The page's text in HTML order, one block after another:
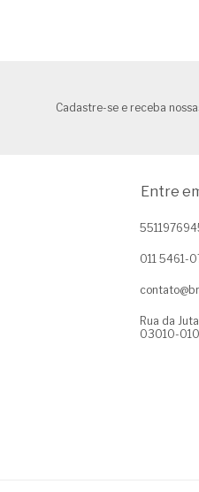
Cadastre-se e receba
Entre
011 5461-
Rua da
03010-010